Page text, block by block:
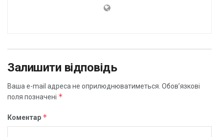
Залишити відповідь
Ваша e-mail адреса не оприлюднюватиметься. Обов’язкові
поля позначені *
Коментар *